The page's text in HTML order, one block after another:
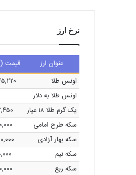
نرخ ارز
عنوان ارز قیمت
اونس طلا
اونس طلا به دلار
یک گرم طلا ۱۸ عیار
سکه طرح امامی
سکه بهار آزادی
سکه نیم
سکه ربع